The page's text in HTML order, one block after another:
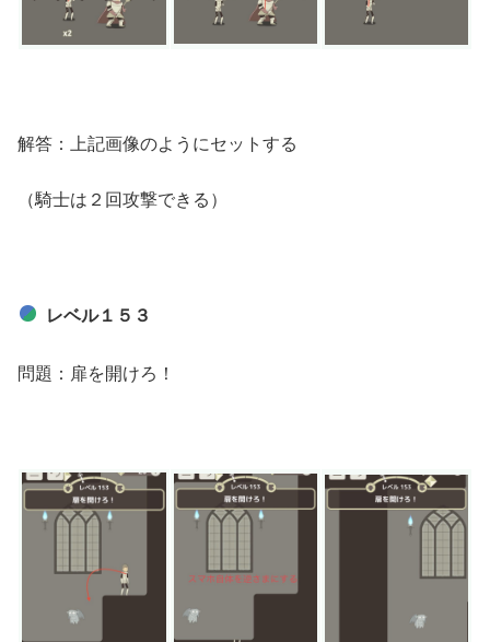
解答：上記画像のようにセットする
（騎士は２回攻撃できる）
レベル１５３
問題：扉を開けろ！